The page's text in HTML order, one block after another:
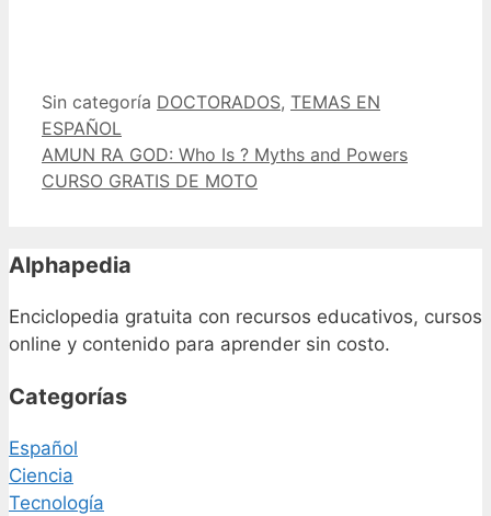
Categorías
Sin categoría Etiquetas
DOCTORADOS, TEMAS EN
ESPAÑOL
AMUN RA GOD: Who Is ? Myths and Powers
CURSO GRATIS DE MOTO
Alphapedia
Enciclopedia gratuita con recursos educativos, cursos
online y contenido para aprender sin costo.
Categorías
Español
Ciencia
Tecnología